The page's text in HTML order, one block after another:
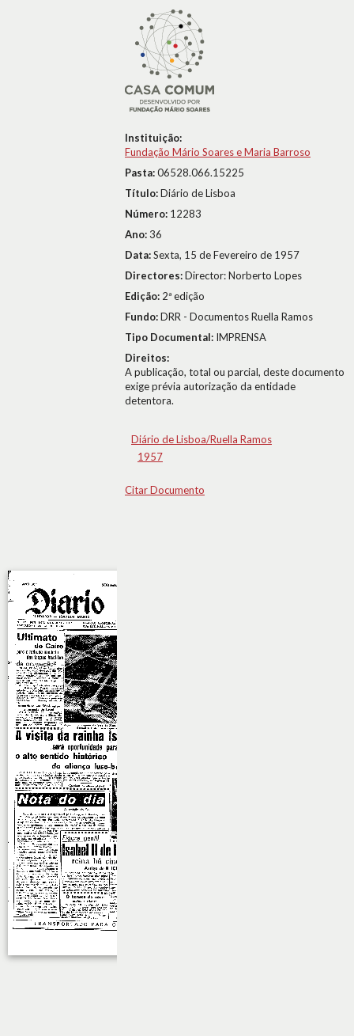
Instituição:
Fundação Mário Soares e Maria Barroso
Pasta:06528.066.15225
Título:Diário de Lisboa
Número: 12283
Ano:36
Data:Sexta, 15 de Fevereiro de 1957
Directores:Director: Norberto Lopes
Edição: 2ª edição
Fundo:DRR - Documentos Ruella Ramos
Tipo Documental: IMPRENSA
Direitos:
A publicação, total ou parcial, deste documento
exige prévia autorização da entidade
detentora.
Diário de Lisboa/Ruella Ramos
1957
Citar Documento